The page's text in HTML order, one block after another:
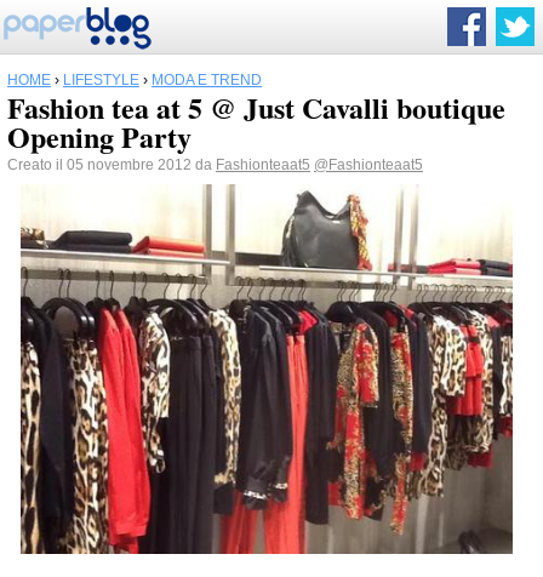
HOME › LIFESTYLE › MODA E TREND
Fashion tea at 5 @ Just Cavalli boutique
Opening Party
Creato il 05 novembre 2012 da Fashionteaat5 @Fashionteaat5